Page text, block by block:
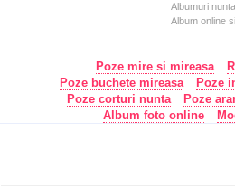
Albumuri
Album online
Poze mire si mireasa
Poze buchete mireasa
Poze
Poze corturi nunta
Poze
Album foto online